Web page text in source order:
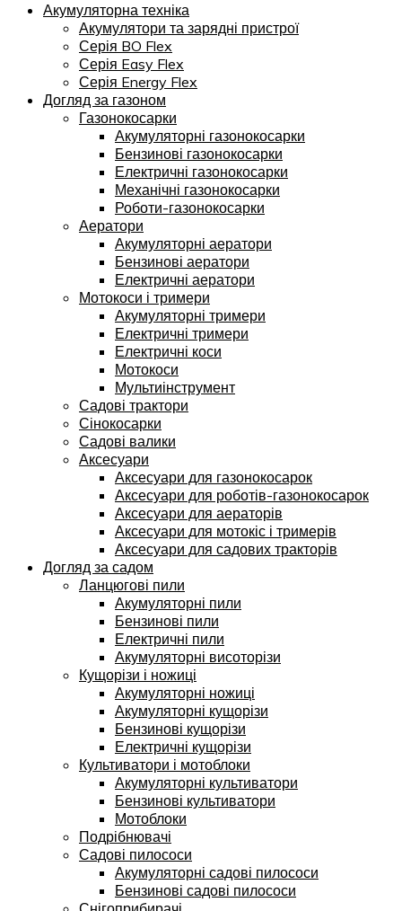
Акумуляторна техніка
Акумулятори та зарядні пристрої
Серія BO Flex
Серія Easy Flex
Серія Energy Flex
Догляд за газоном
Газонокосарки
Акумуляторні газонокосарки
Бензинові газонокосарки
Електричні газонокосарки
Механічні газонокосарки
Роботи-газонокосарки
Аератори
Акумуляторні аератори
Бензинові аератори
Електричні аератори
Мотокоси і тримери
Акумуляторні тримери
Електричні тримери
Електричні коси
Мотокоси
Мультиінструмент
Садові трактори
Сінокосарки
Садові валики
Аксесуари
Аксесуари для газонокосарок
Аксесуари для роботів-газонокосарок
Аксесуари для аераторів
Аксесуари для мотокіс і тримерів
Аксесуари для садових тракторів
Догляд за садом
Ланцюгові пили
Акумуляторні пили
Бензинові пили
Електричні пили
Акумуляторні висоторізи
Кущорізи і ножиці
Акумуляторні ножиці
Акумуляторні кущорізи
Бензинові кущорізи
Електричні кущорізи
Культиватори і мотоблоки
Акумуляторні культиватори
Бензинові культиватори
Мотоблоки
Подрібнювачі
Садові пилососи
Акумуляторні садові пилососи
Бензинові садові пилососи